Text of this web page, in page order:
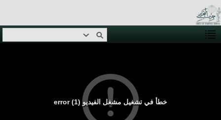
خطأ في تشغيل مشغل الفيديو (1) error